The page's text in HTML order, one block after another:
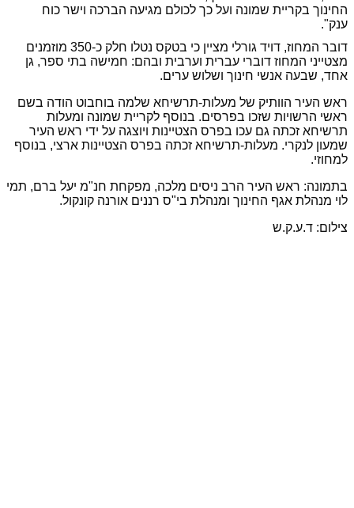
החינוך בקריית שמונה ועל כך לכולם מגיעה הברכה וישר כוח
ענק".
דובר המחוז, דויד גורלי מציין כי בטקס נטלו חלק כ-350 מוזמנים
מצטייני המחוז דוברי עברית וערבית ובהם: חמישה בתי ספר, גן
אחד, שבעה אנשי חינוך ושלוש ערים.
ראש העיר הוותיק של מעלות-תרשיחא שלמה בוחבוט הודה בשם
ראשי הרשויות שזכו בפרסים. בנוסף לקריית שמונה ומעלות
תרשיחא זכתה גם עכו בפרס הצטיינות ויוצגה על ידי ראש העיר
שמעון לנקרי. מעלות-תרשיחא זכתה בפרס הצטיינות ארצי, בנוסף
למחוזי.
בתמונה: ראש העיר הרב ניסים מלכה, מפקחת חנ"מ יעל ברם, תמי
לוי מנהלת אגף החינוך ומנהלת בי"ס רננים אורנה קונקול.
צילום: ד.ע.ק.ש